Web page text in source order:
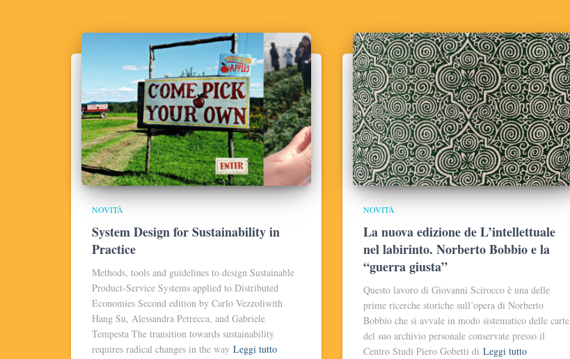
NOVITÀ
System Design for Sustainability in
Practice
Methods, tools and guidelines to design Sustainable
Product-Service Systems applied to Distributed
Economies Second edition by Carlo Vezzoliwith
Hang Su, Alessandra Petrecca, and Gabriele
Tempesta The transition towards sustainability
requires radical changes in the way Leggi tutto
NOVITÀ
La nuova edizione de L’intellettuale
nel labirinto. Norberto Bobbio e la
“guerra giusta”
Questo lavoro di Giovanni Scirocco è una delle
prime ricerche storiche sull’opera di Norberto
Bobbio che si avvale in modo sistematico delle carte
del suo archivio personale conservate presso il
Centro Studi Piero Gobetti di Leggi tutto